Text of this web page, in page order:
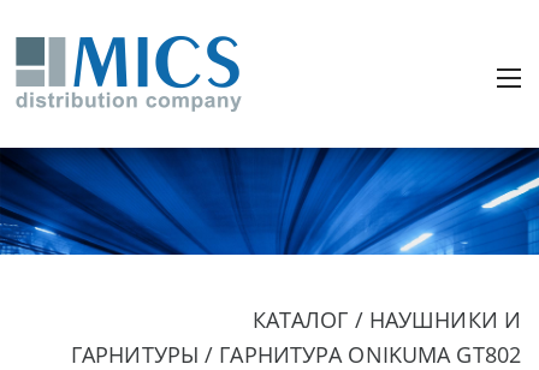
КАТАЛОГ / НАУШНИКИ И
ГАРНИТУРЫ / ГАРНИТУРА ONIKUMA GT802